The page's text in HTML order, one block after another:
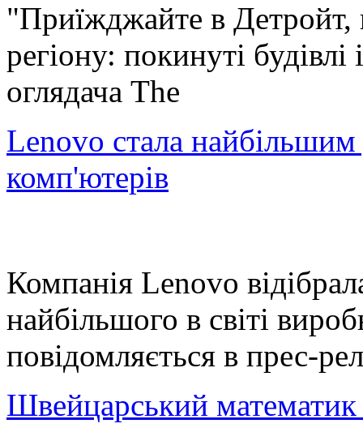
"Приїжджайте в Детройт,
регіону: покинуті
оглядача The
Lenovo стала найбільшим
комп'ютерів
Компанія Lenovo
найбільшого в світі
повідомляється в прес-
Швейцарський математик